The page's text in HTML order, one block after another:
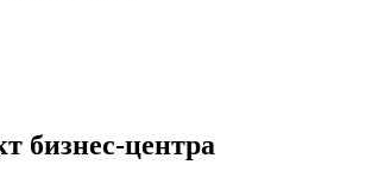
бизнес-центра